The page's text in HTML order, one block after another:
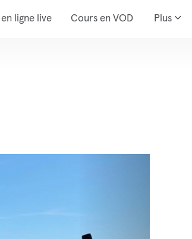
ligne live Cours en VOD Plus